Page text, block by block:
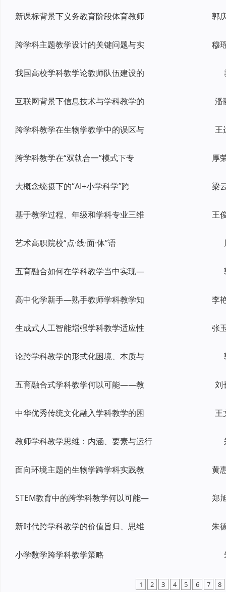
新课标背景下义务教育阶段体育教师
跨学科主题教学设计的关键问题与实
我国高校学科教学论教师队伍建设的
互联网背景下信息技术与学科教学的 潘
跨学科教学在生物学教学中的误区与 王
跨学科教学在“双轨合一”模式下专
大概念统摄下的“AI+小学科学”跨
基于教学过程、年级和学科专业三维
艺术高职院校“点·线·面·体”语
五育融合如何在学科教学当中实现—
高中化学新手—熟手教师学科教学知
生成式人工智能增强学科教学适应性
论跨学科教学的形式化困境、本质与
五育融合式学科教学何以可能——教 刘
中华优秀传统文化融入学科教学的困 王
教师学科教学思维：内涵、要素与运行
面向环境主题的生物学跨学科实践教
STEM教育中的跨学科教学何以可能—
新时代跨学科教学的价值旨归、思维
小学数学跨学科教学策略
1 2 3 4 5 6 7 8